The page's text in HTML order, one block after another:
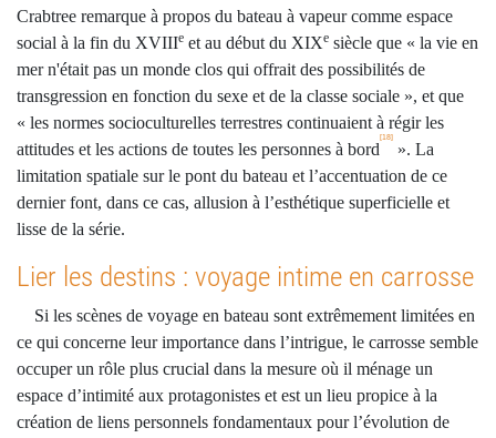
Crabtree remarque à propos du bateau à vapeur comme espace
social à la fin du XVIIIe et au début du XIXe siècle que « la vie en
mer n'était pas un monde clos qui offrait des possibilités de
transgression en fonction du sexe et de la classe sociale », et que
« les normes socioculturelles terrestres continuaient à régir les
attitudes et les actions de toutes les personnes à bord
[18]
». La
limitation spatiale sur le pont du bateau et l’accentuation de ce
dernier font, dans ce cas, allusion à l’esthétique superficielle et
lisse de la série.
Lier les destins : voyage intime en carrosse
Si les scènes de voyage en bateau sont extrêmement limitées en
ce qui concerne leur importance dans l’intrigue, le carrosse semble
occuper un rôle plus crucial dans la mesure où il ménage un
espace d’intimité aux protagonistes et est un lieu propice à la
création de liens personnels fondamentaux pour l’évolution de